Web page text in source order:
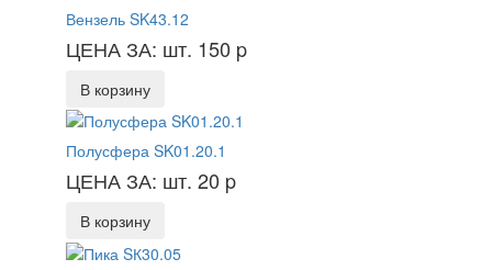
Вензель SK43.12
ЦЕНА ЗА: шт. 150 p
В корзину
Полусфера SK01.20.1
ЦЕНА ЗА: шт. 20 p
В корзину